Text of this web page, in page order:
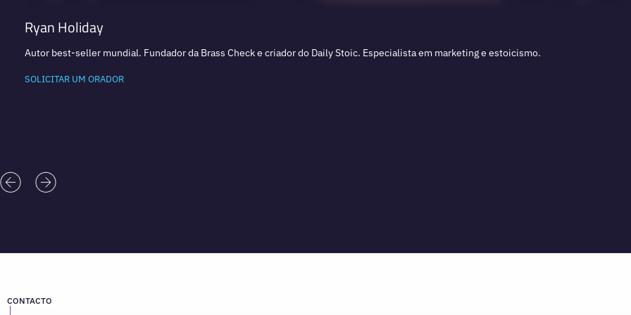
Ryan Holiday
Autor best-seller mundial. Fundador da Brass Check e criador do Daily Stoic. Especialista em marketing e estoicismo.
SOLICITAR UM ORADOR
CONTACTO